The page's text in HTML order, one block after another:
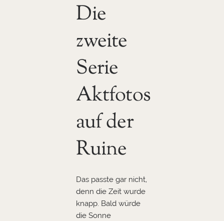
Die
zweite
Serie
Aktfotos
auf der
Ruine
Das passte gar nicht,
denn die Zeit wurde
knapp. Bald würde
die Sonne